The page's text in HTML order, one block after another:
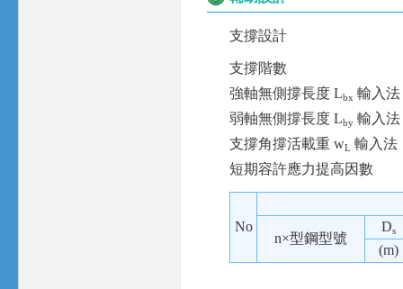
支撐設計
支撐階數
強軸無側撐長度 Lbx 輸入法
弱軸無側撐長度 Lby 輸入法
支撐角撐活載重 wL 輸入法
短期容許應力提高因數
No
n×型鋼型號
Ds
(m)